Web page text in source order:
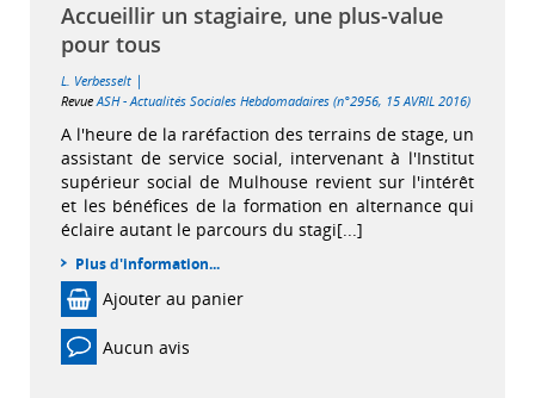
Accueillir un stagiaire, une plus-value
pour tous
L. Verbesselt |
RevueASH - Actualités Sociales Hebdomadaires (n°2956, 15 AVRIL 2016)
A l'heure de la raréfaction des terrains de stage, un
assistant de service social, intervenant à l'Institut
supérieur social de Mulhouse revient sur l'intérêt
et les bénéfices de la formation en alternance qui
éclaire autant le parcours du stagi[...]
Plus d'information...
Ajouter au panier
Aucun avis